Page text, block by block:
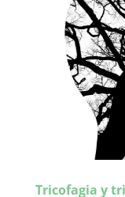
Tricofagia y